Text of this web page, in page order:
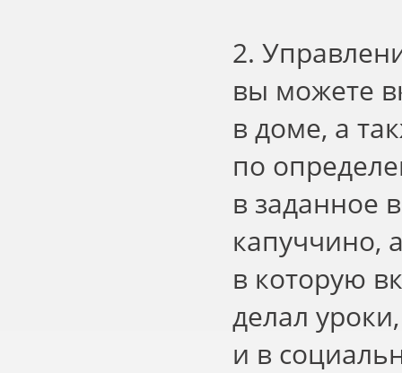
2.
вы можете
в доме, а
по
в заданное
капуччино,
в которую
делал
и в